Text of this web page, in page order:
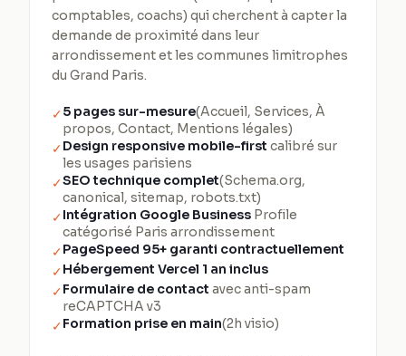
comptables, coachs) qui cherchent à capter la
demande de proximité dans leur
arrondissement et les communes limitrophes
du Grand Paris.
✓5 pages sur-mesure(Accueil, Services, À
propos, Contact, Mentions légales)
✓Design responsive mobile-first calibré sur
les usages parisiens
✓SEO technique complet(Schema.org,
canonical, sitemap, robots.txt)
✓Intégration Google Business Profile
catégorisé Paris arrondissement
✓PageSpeed 95+ garanti contractuellement
✓Hébergement Vercel 1 an inclus
✓Formulaire de contact avec anti-spam
reCAPTCHA v3
✓Formation prise en main(2h visio)